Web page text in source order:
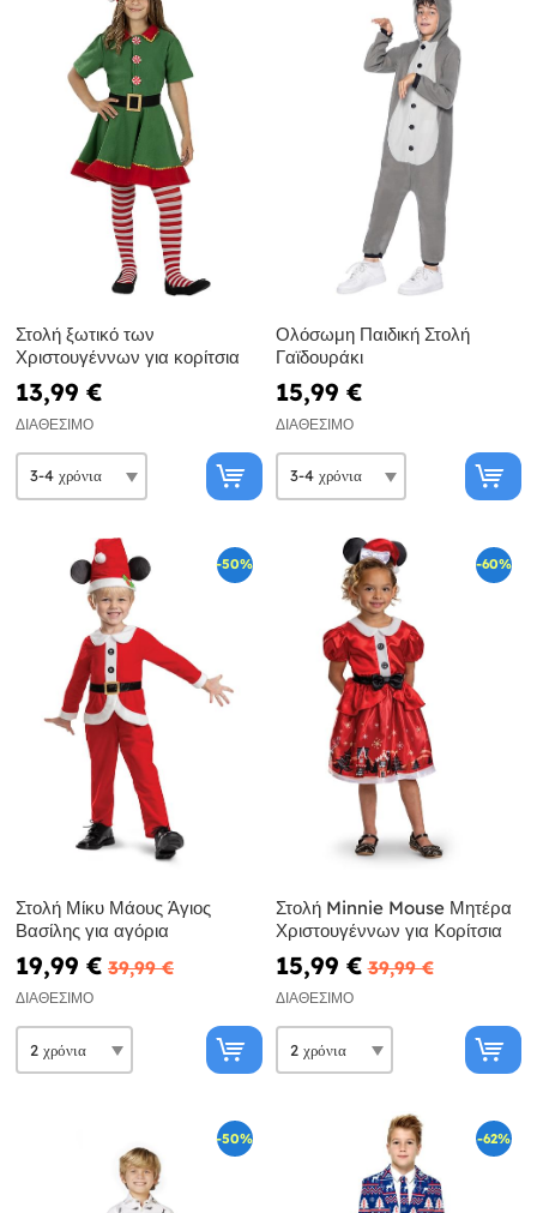
Στολή ξωτικό των
Χριστουγέννων για κορίτσια
13,99 €
ΔΙΑΘΈΣΙΜΟ
Ολόσωμη Παιδική Στολή
Γαϊδουράκι
15,99 €
ΔΙΑΘΈΣΙΜΟ
-50%
Στολή Μίκυ Μάους Άγιος
Βασίλης για αγόρια
19,99 € 39,99 €
ΔΙΑΘΈΣΙΜΟ
-60%
Στολή Minnie Mouse Μητέρα
Χριστουγέννων για Κορίτσια
15,99 € 39,99 €
ΔΙΑΘΈΣΙΜΟ
-50% -62%